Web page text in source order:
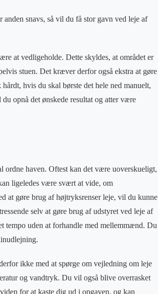
snavs, så vil du få stor gavn ved leje af
at vedligeholde. Dette skyldes, at området er
stuen. Det kræver derfor også ekstra at gøre
hvis du skal børste det hele ned manuelt,
opnå det ønskede resultat og atter være
haven. Oftest kan det være uoverskueligt,
ligeledes være svært at vide, om
at gøre brug af højtryksrenser leje, vil du kunne
selv at gøre brug af udstyret ved leje af
tempo uden at forhandle med mellemmænd. Du
ikke med at spørge om vejledning om leje
og vandtryk. Du vil også blive overrasket
for at kaste dig ud i opgaven, og kan